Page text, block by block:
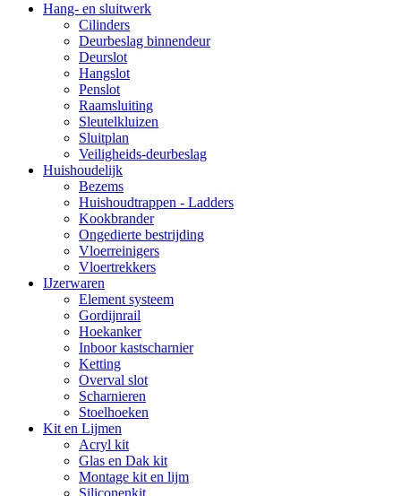
Hang- en sluitwerk
Cilinders
Deurbeslag binnendeur
Deurslot
Hangslot
Penslot
Raamsluiting
Sleutelkluizen
Sluitplan
Veiligheids-deurbeslag
Huishoudelijk
Bezems
Huishoudtrappen - Ladders
Kookbrander
Ongedierte bestrijding
Vloerreinigers
Vloertrekkers
IJzerwaren
Element systeem
Gordijnrail
Hoekanker
Inboor kastscharnier
Ketting
Overval slot
Scharnieren
Stoelhoeken
Kit en Lijmen
Acryl kit
Glas en Dak kit
Montage kit en lijm